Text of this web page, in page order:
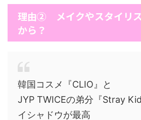
理由② メイクやスタイリ
から？
韓国コスメ『CLIO』と
JYP TWICEの弟分『Stray
イシャドウが最高